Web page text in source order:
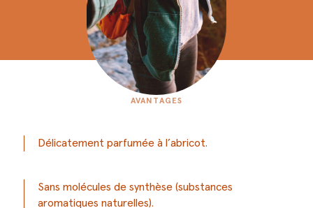
AVANTAGES
Délicatement parfumée à l’abricot.
Sans molécules de synthèse (substances
aromatiques naturelles).